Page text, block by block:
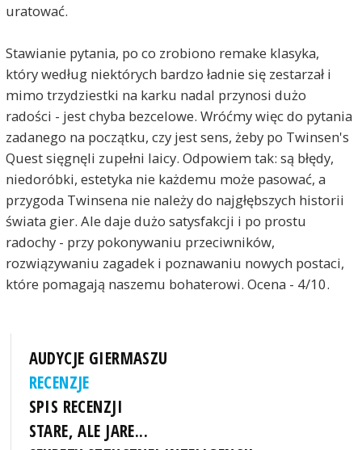
uratować.
Stawianie pytania, po co zrobiono remake klasyka,
który według niektórych bardzo ładnie się zestarzał i
mimo trzydziestki na karku nadal przynosi dużo
radości - jest chyba bezcelowe. Wróćmy więc do pytania
zadanego na początku, czy jest sens, żeby po Twinsen's
Quest sięgnęli zupełni laicy. Odpowiem tak: są błędy,
niedoróbki, estetyka nie każdemu może pasować, a
przygoda Twinsena nie należy do najgłębszych historii
świata gier. Ale daje dużo satysfakcji i po prostu
radochy - przy pokonywaniu przeciwników,
rozwiązywaniu zagadek i poznawaniu nowych postaci,
które pomagają naszemu bohaterowi. Ocena - 4/10.
AUDYCJE GIERMASZU
RECENZJE
SPIS RECENZJI
STARE, ALE JARE...